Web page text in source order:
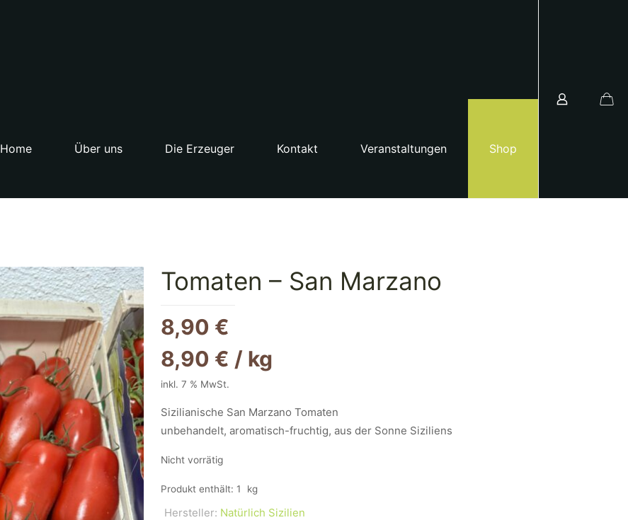
Home Über uns Die Erzeuger Kontakt Veranstaltungen Shop
Tomaten – San Marzano
8,90 €
8,90 € / kg
inkl. 7 % MwSt.
Sizilianische San Marzano Tomaten
unbehandelt, aromatisch-fruchtig, aus der Sonne Siziliens
Nicht vorrätig
Produkt enthält: 1 kg
Hersteller: Natürlich Sizilien